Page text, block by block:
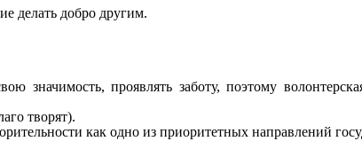
делать добро другим.
значимость, проявлять заботу, поэтому
творят).
как одно из приоритетных направлений